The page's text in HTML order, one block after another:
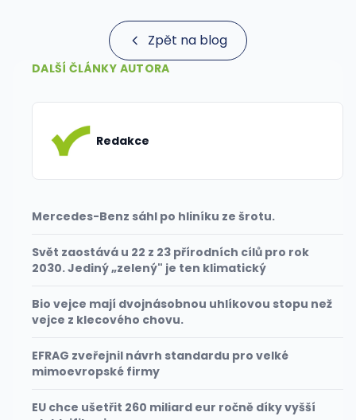
Zpět na blog
DALŠÍ ČLÁNKY AUTORA
Redakce
Mercedes-Benz sáhl po hliníku ze šrotu.
Svět zaostává u 22 z 23 přírodních cílů pro rok
2030. Jediný „zelený" je ten klimatický
Bio vejce mají dvojnásobnou uhlíkovou stopu než
vejce z klecového chovu.
EFRAG zveřejnil návrh standardu pro velké
mimoevropské firmy
EU chce ušetřit 260 miliard eur ročně díky vyšší